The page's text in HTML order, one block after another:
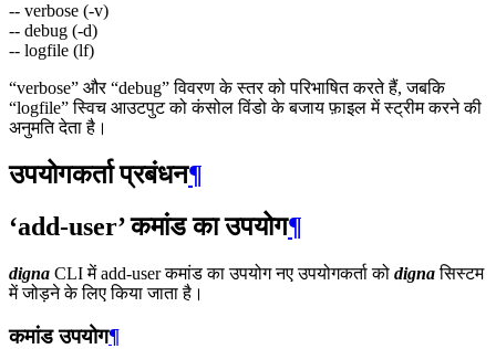
-- verbose (-v)
-- debug (-d)
-- logfile (lf)
“verbose” और “debug” विवरण के स्तर को परिभाषित करते हैं, जबकि
“logfile” स्विच आउटपुट को कंसोल विंडो के बजाय फ़ाइल में स्ट्रीम करने की
अनुमति देता है।
उपयोगकर्ता प्रबंधन¶
‘add-user’ कमांड का उपयोग¶
digna CLI में add-user कमांड का उपयोग नए उपयोगकर्ता को dignaसिस्टम
में जोड़ने के लिए किया जाता है।
कमांड उपयोग¶